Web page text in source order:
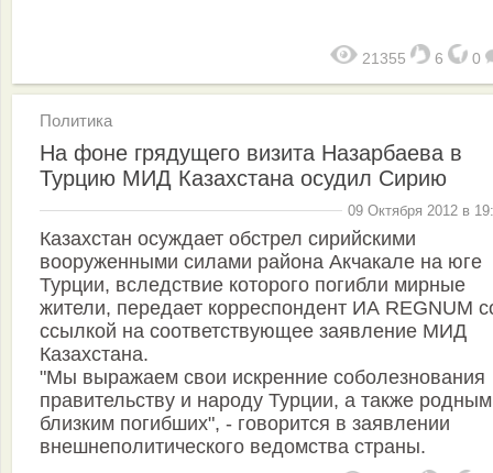
21355 6 0
Политика
На фоне грядущего визита Назарбаева в
Турцию МИД Казахстана осудил Сирию
09 Октября 2012 в
Казахстан осуждает обстрел сирийскими
вооруженными силами района Акчакале на юге
Турции, вследствие которого погибли мирные
жители, передает корреспондент ИА REGNUM
ссылкой на соответствующее заявление МИД
Казахстана.
"Мы выражаем свои искренние соболезнования
правительству и народу Турции, а также
близким погибших", - говорится в заявлении
внешнеполитического ведомства страны.